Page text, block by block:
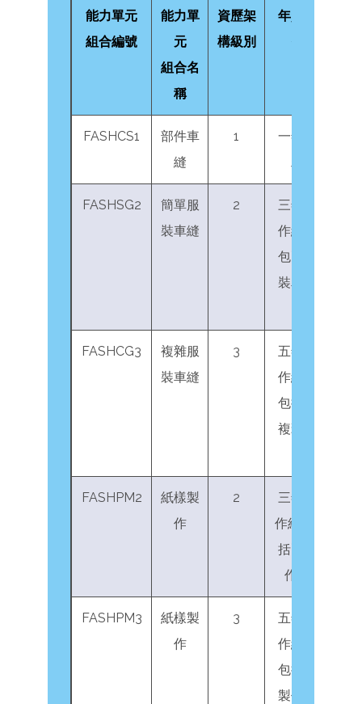
能力單元
組合編號
能力單
元
組合名
稱
資歷架
構級別
年資和相關工
FASHCS1
部件車
縫
1
一年部件車縫
工作經驗
FASHSG2
簡單服
裝車縫
2
三年服裝業工
作經驗，當中
包兩年簡單服
裝車縫工作經
FASHCG3
複雜服
裝車縫
3
五年服裝業工
作經驗，當中
包括三年車縫
複雜服裝工作
FASHPM2
紙樣製
作
2
三年服裝業工
作經驗, 當中包
括兩年紙樣製
作工作經驗
FASHPM3
紙樣製
作
3
五年服裝業工
作經驗，當中
包括三年紙樣
製作工作經驗